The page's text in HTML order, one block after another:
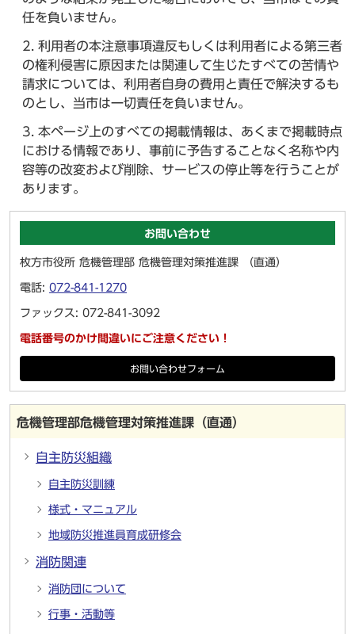
任を負いません。
利用者の本注意事項違反もしくは利用者による第三者
の権利侵害に原因または関連して生じたすべての苦情や
請求については、利用者自身の費用と責任で解決するも
のとし、当市は一切責任を負いません。
本ページ上のすべての掲載情報は、あくまで掲載時点
における情報であり、事前に予告することなく名称や内
容等の改変および削除、サービスの停止等を行うことが
あります。
お問い合わせ
枚方市役所 危機管理部 危機管理対策推進課 （直通）
電話: 072-841-1270
ファックス: 072-841-3092
電話番号のかけ間違いにご注意ください！
お問い合わせフォーム
危機管理部危機管理対策推進課（直通）
自主防災組織
自主防災訓練
様式・マニュアル
地域防災推進員育成研修会
消防関連
消防団について
行事・活動等